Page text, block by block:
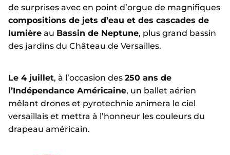
de surprises avec en point d’orgue de magnifiques
compositions de jets d’eau et des cascades de
lumière au Bassin de Neptune, plus grand bassin
des jardins du Château de Versailles.
Le 4 juillet, à l’occasion des 250 ans de
l’Indépendance Américaine, un ballet aérien
mêlant drones et pyrotechnie animera le ciel
versaillais et mettra à l’honneur les couleurs du
drapeau américain.